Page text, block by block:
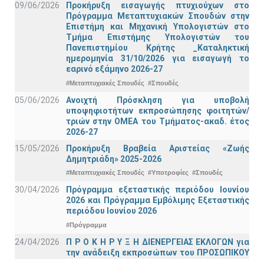
09/06/2026
Προκήρυξη εισαγωγής πτυχιούχων στo
Πρόγραμμα Μεταπτυχιακών Σπουδών στην
Επιστήμη και Μηχανική Υπολογιστών στο
Τμήμα Eπιστήμης Υπολογιστών του
Πανεπιστημίου Κρήτης _Καταληκτική
ημερομηνία 31/10/2026 για εισαγωγή το
εαρινό εξάμηνο 2026-27
#Μεταπτυχιακές Σπουδές #Σπουδές
05/06/2026
Ανοιχτή Πρόσκληση για υποβολή
υποψηφιοτήτων εκπροσώπησης φοιτητών/
τριών στην ΟΜΕΑ του Τμήματος-ακαδ. έτος
2026-27
15/05/2026
Προκήρυξη Βραβεία Αριστείας «Ζωής
Δημητριάδη» 2025-2026
#Μεταπτυχιακές Σπουδές #Υποτροφίες #Σπουδές
30/04/2026
Πρόγραμμα εξεταστικής περιόδου Ιουνίου
2026 και Πρόγραμμα Εμβόλιμης Εξεταστικής
περιόδου Ιουνίου 2026
#Πρόγραμμα
24/04/2026
Π Ρ Ο Κ Η Ρ Υ Ξ Η ΔΙΕΝΕΡΓΕΙΑΣ ΕΚΛΟΓΩΝ για
την ανάδειξη εκπροσώπων του ΠΡΟΣΩΠΙΚΟΥ